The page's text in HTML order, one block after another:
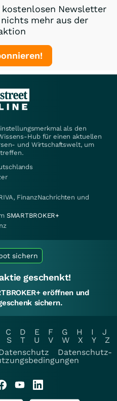
kostenlosen Newsletter
mehr aus der
als den
Hub für einen aktuellen
und Wirtschaftswelt, um
FinanzNachrichten und
SMARTBROKER+
sichern
geschenkt!
eröffnen und
sichern.
C D E F G H I
J
S T U V W X Y
Z
Datenschutz-